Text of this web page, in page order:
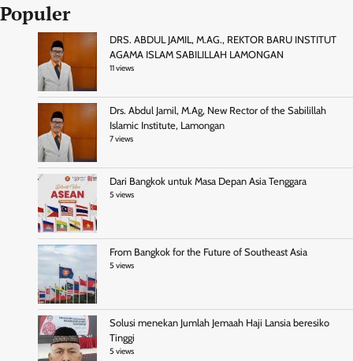
Populer
DRS. ABDUL JAMIL, M.AG., REKTOR BARU INSTITUT
AGAMA ISLAM SABILILLAH LAMONGAN
11 views
Drs. Abdul Jamil, M.Ag, New Rector of the Sabilillah
Islamic Institute, Lamongan
7 views
Dari Bangkok untuk Masa Depan Asia Tenggara
5 views
From Bangkok for the Future of Southeast Asia
5 views
Solusi menekan Jumlah Jemaah Haji Lansia beresiko
Tinggi
5 views